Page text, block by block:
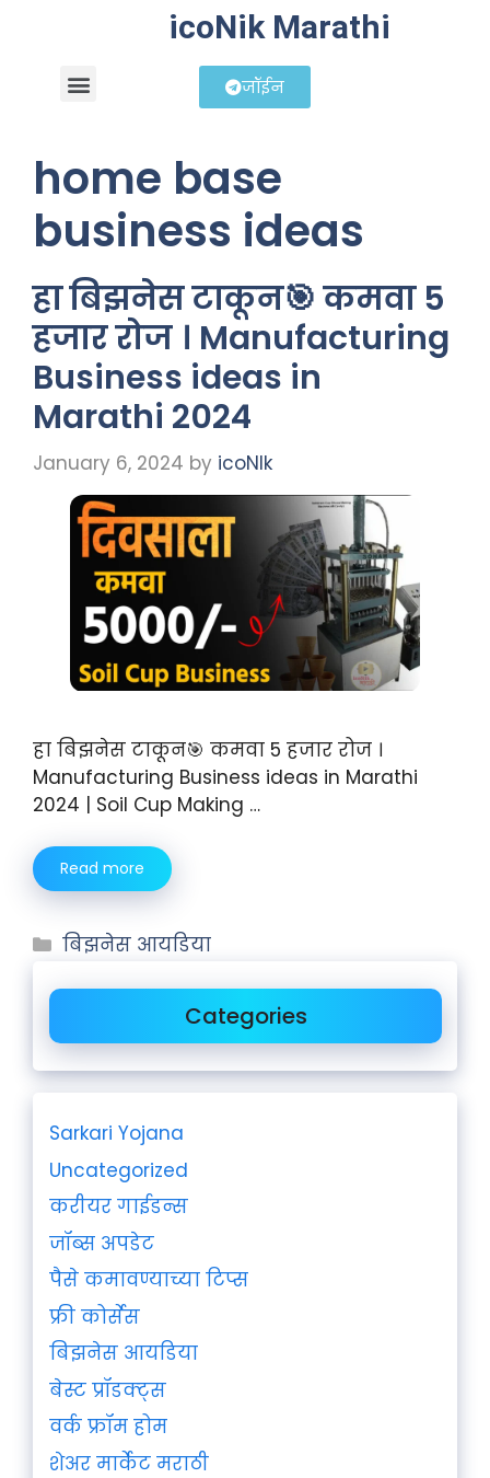
icoNik Marathi
जॉईन
home base
business ideas
हा बिझनेस टाकून🎯 कमवा 5
हजार रोज । Manufacturing
Business ideas in
Marathi 2024
January 6, 2024 by icoNIk
हा बिझनेस टाकून🎯 कमवा 5 हजार रोज ।
Manufacturing Business ideas in Marathi
2024 | Soil Cup Making …
Read more
बिझनेस आयडिया
Categories
Sarkari Yojana
Uncategorized
करीयर गाईडन्स
जॉब्स अपडेट
पैसे कमावण्याच्या टिप्स
फ्री कोर्सेस
बिझनेस आयडिया
बेस्ट प्रॉडक्ट्स
वर्क फ्रॉम होम
शेअर मार्केट मराठी